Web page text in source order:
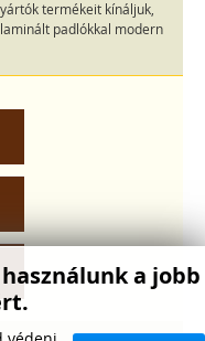
termékeit kínáljuk,
padlókkal modern
a jobb